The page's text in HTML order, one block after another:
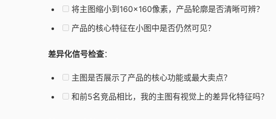
将主图缩小到160×160像素，产品轮廓是否清晰可辨？
产品的核心特征在小图中是否仍然可见？
差异化信号检查：
主图是否展示了产品的核心功能或最大卖点？
和前5名竞品相比，我的主图有视觉上的差异化特征吗？